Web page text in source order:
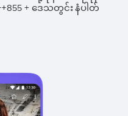
+855+ ဒေသတွင်း နံပါတ်